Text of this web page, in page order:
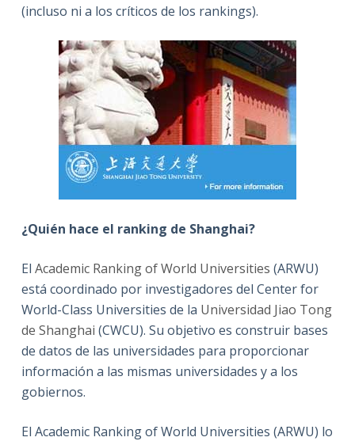
(incluso ni a los críticos de los rankings).
¿Quién hace el ranking de Shanghai?
El Academic Ranking of World Universities (ARWU)
está coordinado por investigadores del Center for
World-Class Universities de la Universidad Jiao Tong
de Shanghai (CWCU). Su objetivo es construir bases
de datos de las universidades para proporcionar
información a las mismas universidades y a los
gobiernos.
El Academic Ranking of World Universities (ARWU) lo